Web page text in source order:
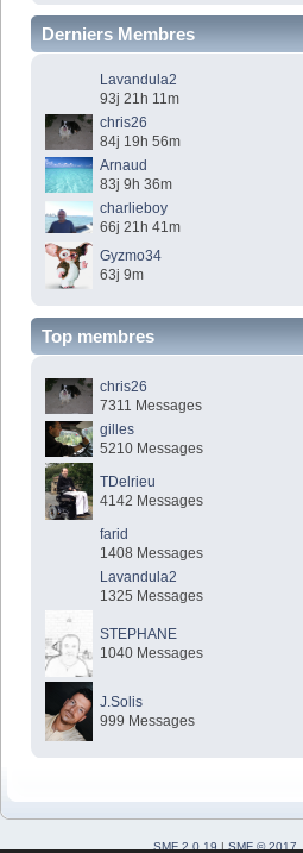
Derniers Membres
Lavandula2
93j 21h 11m
chris26
84j 19h 56m
Arnaud
83j 9h 36m
charlieboy
66j 21h 41m
Gyzmo34
63j 9m
Top membres
chris26
7311 Messages
gilles
5210 Messages
TDelrieu
4142 Messages
farid
1408 Messages
Lavandula2
1325 Messages
STEPHANE
1040 Messages
J.Solis
999 Messages
SMF 2.0.19 | SMF © 2017